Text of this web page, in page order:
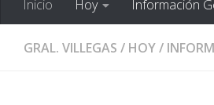
Inicio Hoy Información
GRAL. VILLEGAS / HOY/